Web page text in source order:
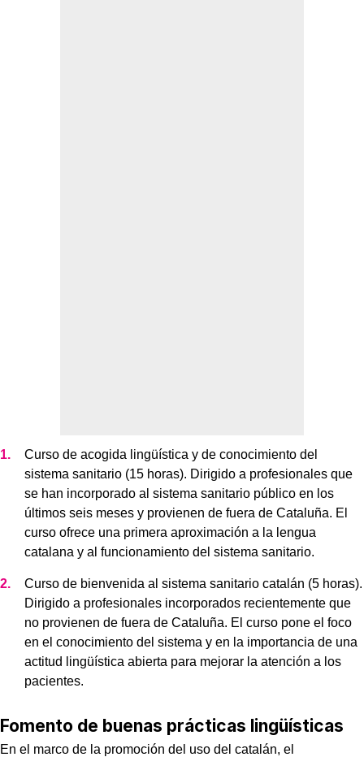
Curso de acogida lingüística y de conocimiento del
sistema sanitario (15 horas). Dirigido a profesionales que
se han incorporado al sistema sanitario público en los
últimos seis meses y provienen de fuera de Cataluña. El
curso ofrece una primera aproximación a la lengua
catalana y al funcionamiento del sistema sanitario.
Curso de bienvenida al sistema sanitario catalán (5 horas).
Dirigido a profesionales incorporados recientemente que
no provienen de fuera de Cataluña. El curso pone el foco
en el conocimiento del sistema y en la importancia de una
actitud lingüística abierta para mejorar la atención a los
pacientes.
Fomento de buenas prácticas lingüísticas
En el marco de la promoción del uso del catalán, el